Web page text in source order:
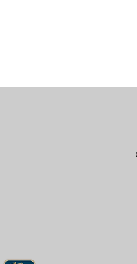
STJ define tese
controvérsia